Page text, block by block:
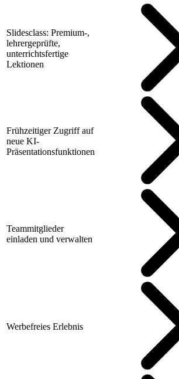
Slidesclass: Premium-,
lehrergeprüfte,
unterrichtsfertige
Lektionen
Frühzeitiger Zugriff auf
neue KI-
Präsentationsfunktionen
Teammitglieder
einladen und verwalten
Werbefreies Erlebnis